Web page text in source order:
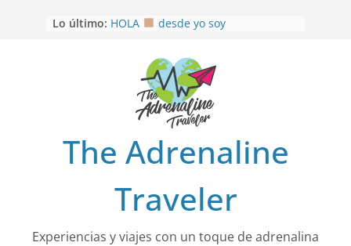
Lo último: HOLA
desde yo soy
EL SENDERO DEL CACAO: Excelente
opción
HOSPEDAJE AL NATURALSHH !!
OTRA PERSPECTIVA de RÍO EL
MULITO!
The Adrenaline
Traveler
Experiencias y viajes con un toque de adrenalina